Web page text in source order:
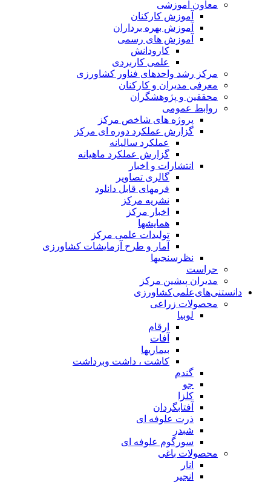
معاون آموزشی
آموزش کارکنان
آموزش بهره برداران
آموزش های رسمی
کارودانش
علمی کاربردی
مرکز رشد واحدهای فناور کشاورزی
معرفی مدیران و کارکنان
محققین و پژوهشگران
روابط عمومی
پروژه های شاخص مرکز
گزارش عملکرد دوره ای مرکز
عملکرد سالیانه
گزارش عملکرد ماهیانه
انتشارات و اخبار
گالری تصاویر
فرمهای قابل دانلود
نشریه مرکز
اخبار مرکز
همایشها
تولیدات علمی مرکز
آمار و طرح آزمایشات کشاورزی
نظرسنجیها
حراست
مدیران پیشین مرکز
دانستنی‌های‌علمی‌کشاورزی
محصولات زراعی
لوبیا
ارقام
آفات
بیماریها
کاشت ، داشت وبرداشت
گندم
جو
کلزا
آفتابگردان
ذرت علوفه ای
شبدر
سورگوم علوفه ای
محصولات باغی
انار
انجیر